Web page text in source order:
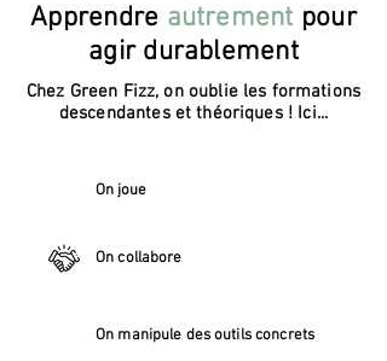
Apprendre autrement pour
agir durablement
Chez Green Fizz, on oublie les formations
descendantes et théoriques ! Ici...
On joue
On collabore
On manipule des outils concrets